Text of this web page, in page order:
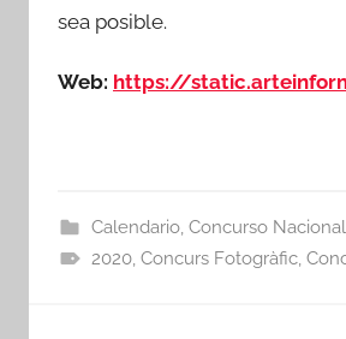
sea posible.
Web: https://
Calendario, Concurso
2020, Concurs Fotogràfic,